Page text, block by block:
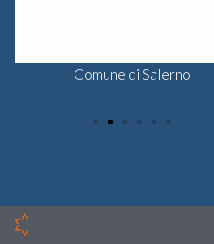
Comune di Salerno
Sodalis CSV